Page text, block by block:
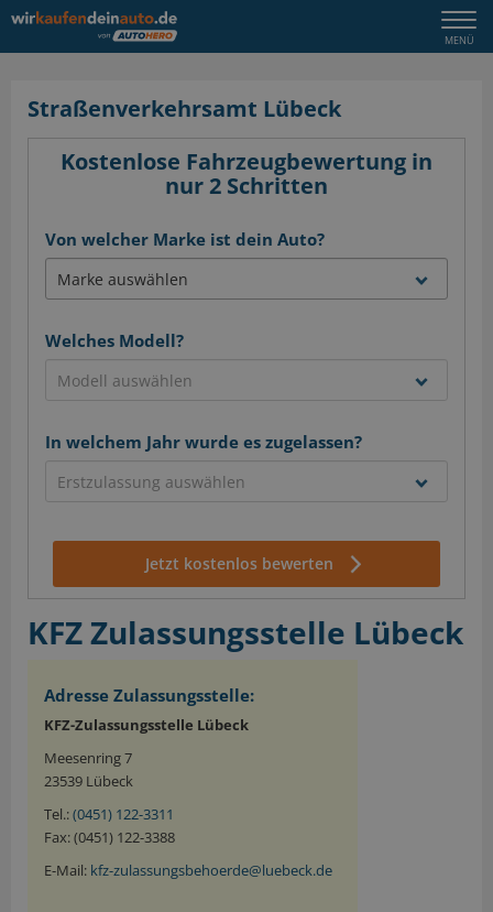
MENÜ
Straßenverkehrsamt Lübeck
Kostenlose Fahrzeugbewertung in
nur 2 Schritten
Von welcher Marke ist dein Auto?
Welches Modell?
In welchem Jahr wurde es zugelassen?
Jetzt kostenlos bewerten
KFZ Zulassungsstelle Lübeck
Adresse Zulassungsstelle:
KFZ-Zulassungsstelle Lübeck
Meesenring 7
23539 Lübeck
Tel.:(0451) 122-3311
Fax: (0451) 122-3388
E-Mail: kfz-zulassungsbehoerde@luebeck.de